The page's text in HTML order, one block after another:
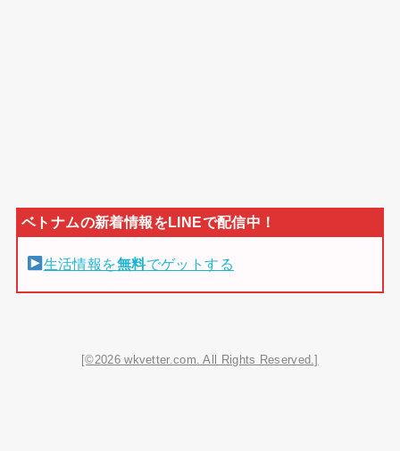
生活情報を無料でゲットする
[©2026 wkvetter.com. All Rights Reserved.]